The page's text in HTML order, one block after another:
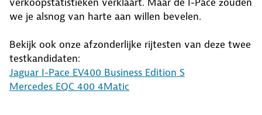
we je alsnog van harte aan willen bevelen.
Bekijk ook onze afzonderlijke rijtesten van deze twee
testkandidaten:
Jaguar I-Pace EV400 Business Edition S
Mercedes EQC 400 4Matic